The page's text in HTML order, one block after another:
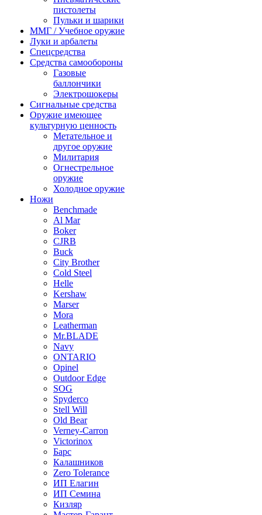
пистолеты
Пульки и шарики
ММГ / Учебное оружие
Луки и арбалеты
Спецсредства
Средства самообороны
Газовые
баллончики
Электрошокеры
Сигнальные средства
Оружие имеющее
культурную ценность
Метательное и
другое оружие
Милитария
Огнестрельное
оружие
Холодное оружие
Ножи
Benchmade
Al Mar
Boker
CJRB
Buck
City Brother
Cold Steel
Helle
Kershaw
Marser
Mora
Leatherman
Mr.BLADE
Navy
ONTARIO
Opinel
Outdoor Edge
SOG
Spyderco
Stell Will
Old Bear
Verney-Carron
Victorinox
Барс
Калашников
Zero Tolerance
ИП Елагин
ИП Семина
Кизляр